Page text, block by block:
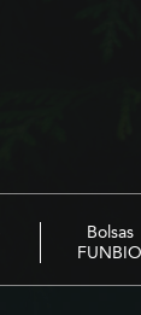
Bolsas
FUNBIO